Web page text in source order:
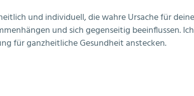
und individuell, die wahre Ursache für
und sich gegenseitig beeinflussen.
für ganzheitliche Gesundheit anstecken.